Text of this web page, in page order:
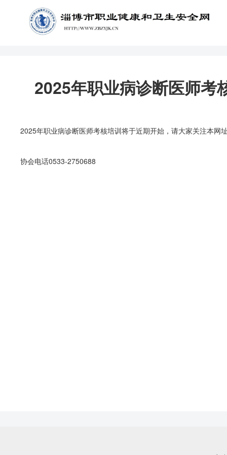
2025年职业病诊断医师考
2025年职业病诊断医师考核培训将于近期开始，请大家关注本网
协会电话0533-2750688